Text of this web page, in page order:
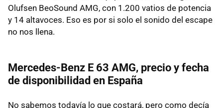
Olufsen BeoSound AMG, con 1.200 vatios de potencia
y 14 altavoces. Eso es por si solo el sonido del escape
no nos llena.
Mercedes-Benz E 63 AMG, precio y fecha
de disponibilidad en España
No sabemos todavía lo que costará, pero como decía